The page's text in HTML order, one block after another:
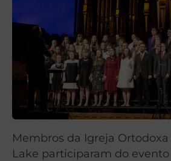
Membros da Igreja Ortodoxa
Lake participaram do evento